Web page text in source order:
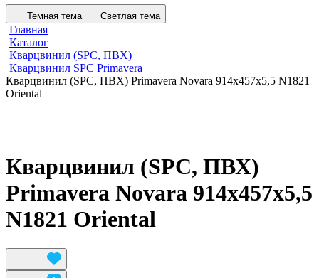
Темная тема Светлая тема
Главная
Каталог
Кварцвинил (SPC, ПВХ)
Кварцвинил SPC Primavera
Кварцвинил (SPC, ПВХ) Primavera Novara 914х457х5,5 N1821
Oriental
Кварцвинил (SPC, ПВХ)
Primavera Novara 914х457х5,5
N1821 Oriental